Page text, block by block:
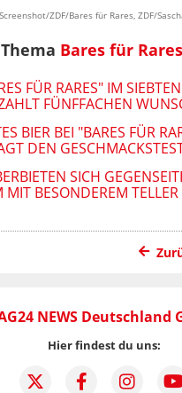
ZDF/Bares für Rares, ZDF/
Bares für Rares
FÜR RARES" IM
FÜNFFACHEN
BIER BEI "BARES FÜR
DEN
SICH
BESONDEREM
NEWS Deutschland
Hier findest du uns: